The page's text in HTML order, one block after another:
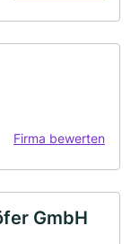
Firma bewerten
GmbH